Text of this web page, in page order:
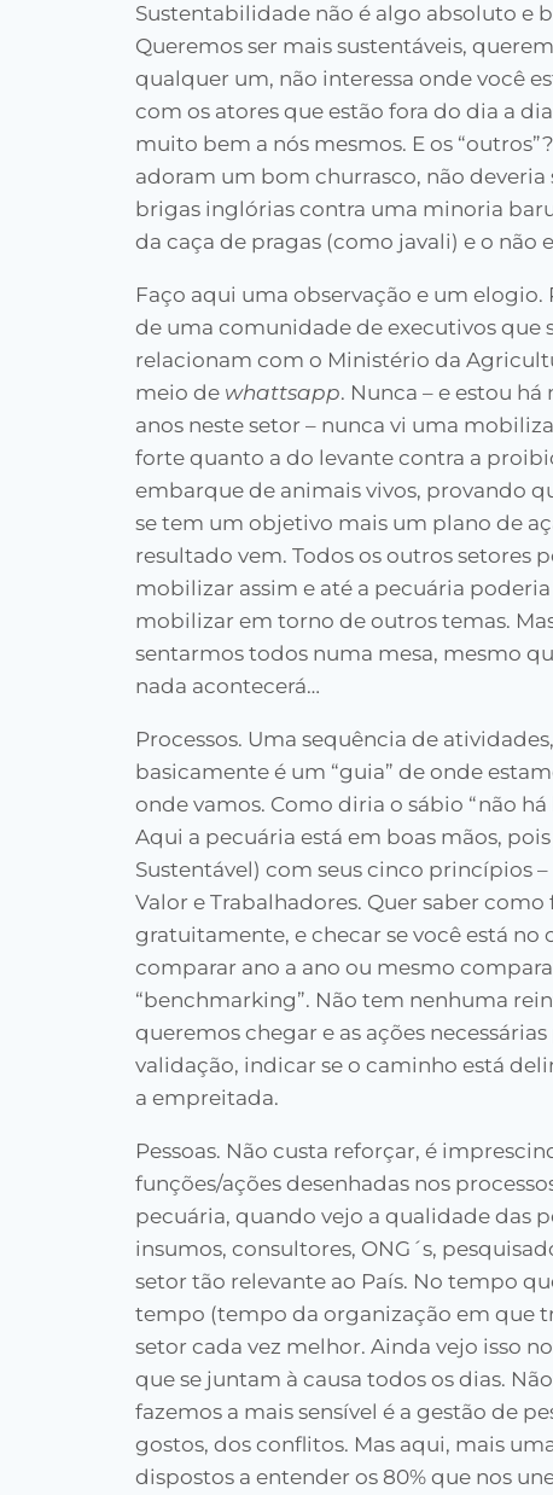
Sustentabilidade não é algo absoluto e
Queremos ser mais sustentáveis,
qualquer um, não interessa onde você
com os atores que estão fora do dia a
muito bem a nós mesmos. E os
adoram um bom churrasco, não deveria
brigas inglórias contra uma minoria
da caça de pragas (como javali) e o não
Faço aqui uma observação e um elogio.
de uma comunidade de executivos que
relacionam com o Ministério da
meio de whattsapp. Nunca – e estou há
anos neste setor – nunca vi uma
forte quanto a do levante contra a
embarque de animais vivos, provando
se tem um objetivo mais um plano de
resultado vem. Todos os outros setores
mobilizar assim e até a pecuária poderia
mobilizar em torno de outros temas.
sentarmos todos numa mesa, mesmo
nada acontecerá…
Processos. Uma sequência de atividades,
basicamente é um “guia” de onde
onde vamos. Como diria o sábio “não
Aqui a pecuária está em boas mãos,
Sustentável) com seus cinco princípios
Valor e Trabalhadores. Quer saber
gratuitamente, e checar se você está no
comparar ano a ano ou mesmo
“benchmarking”. Não tem nenhuma
queremos chegar e as ações
validação, indicar se o caminho está
a empreitada.
Pessoas. Não custa reforçar, é
funções/ações desenhadas nos
pecuária, quando vejo a qualidade das
insumos, consultores, ONG´s,
setor tão relevante ao País. No tempo
tempo (tempo da organização em que
setor cada vez melhor. Ainda vejo isso
que se juntam à causa todos os dias.
fazemos a mais sensível é a gestão de
gostos, dos conflitos. Mas aqui, mais
dispostos a entender os 80% que nos